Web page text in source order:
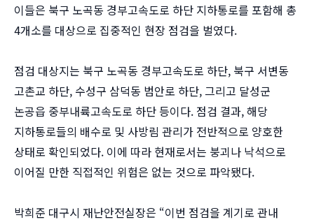
이들은 북구 노곡동 경부고속도로 하단 지하통로를 포함해 총
4개소를 대상으로 집중적인 현장 점검을 벌였다.
점검 대상지는 북구 노곡동 경부고속도로 하단, 북구 서변동
고촌교 하단, 수성구 삼덕동 범안로 하단, 그리고 달성군
논공읍 중부내륙고속도로 하단 등이다. 점검 결과, 해당
지하통로들의 배수로 및 사방림 관리가 전반적으로 양호한
상태로 확인되었다. 이에 따라 현재로서는 붕괴나 낙석으로
이어질 만한 직접적인 위험은 없는 것으로 파악됐다.
박희준 대구시 재난안전실장은 “이번 점검을 계기로 관내